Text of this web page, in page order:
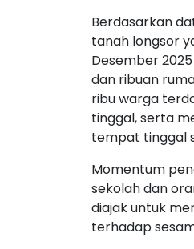
Berdasarkan
tanah longsor
Desember
dan ribuan
ribu warga
tinggal, serta
tempat tinggal
Momentum
sekolah dan
diajak untuk
terhadap